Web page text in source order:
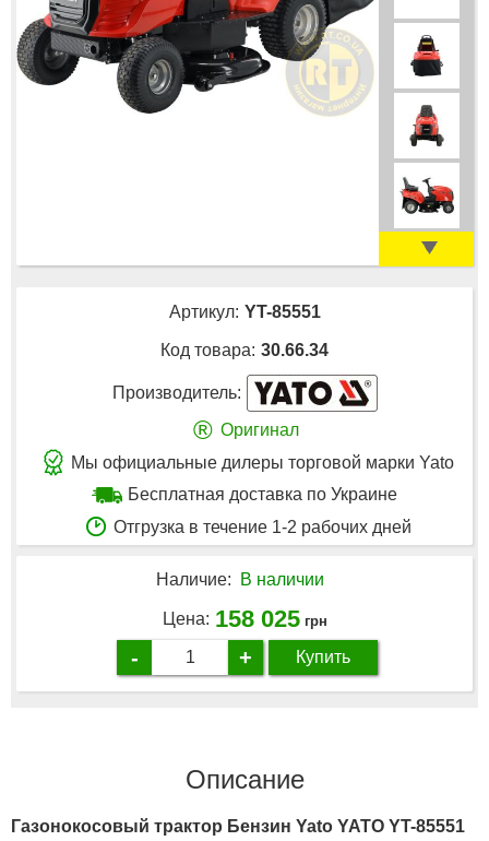
Артикул: YT-85551
Код товара: 30.66.34
Производитель:
® Оригинал
Мы официальные дилеры торговой марки Yato
Бесплатная доставка по Украине
Отгрузка в течение 1-2 рабочих дней
Наличие: В наличии
Цена: 158 025 грн
- + Купить
Описание
Газонокосовый трактор Бензин Yato YATO YT-85551